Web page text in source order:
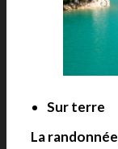
Sur terre
La randonnée